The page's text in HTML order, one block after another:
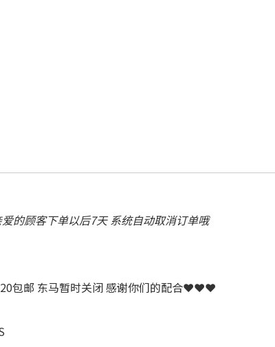
的顾客下单以后7天 系统自动取消订单哦
包邮 东马暂时关闭 感谢你们的配合❤❤❤